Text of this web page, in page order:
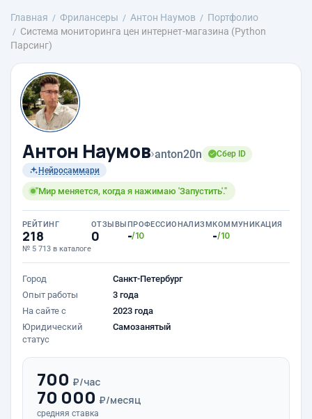
Главная Фрилансеры Антон Наумов
Портфолио
Система мониторинга цен интернет-магазина (Python
Парсинг)
Антон Наумов›anton20n
Сбер ID
Нейросаммари
"Мир меняется, когда я нажимаю 'Запустить'."
РЕЙТИНГ
218
№ 5 713 в каталоге
ОТЗЫВЫ
0
ПРОФЕССИОНАЛИЗМ
-/10
КОММУНИКАЦИЯ
-/10
Город
Санкт-Петербург
Опыт работы
3 года
На сайте с
2023 года
Юридический
статус
Самозанятый
700 ₽/час
70 000 ₽/месяц
средняя ставка